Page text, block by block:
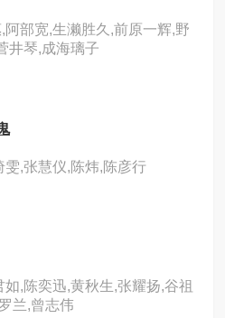
阿部宽,生濑胜久,前原一辉,野
井琴,成海璃子
雯,张慧仪,陈炜,陈彦行
如,陈奕迅,黄秋生,张耀扬,谷祖
兰,曾志伟